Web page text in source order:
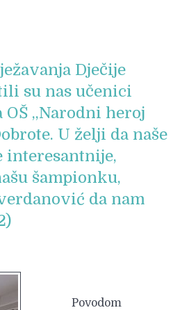
Dječije
su nas učenici
OŠ ,,Narodni heroj
U želji da naše
interesantnije,
šampionku,
da nam
Povodom